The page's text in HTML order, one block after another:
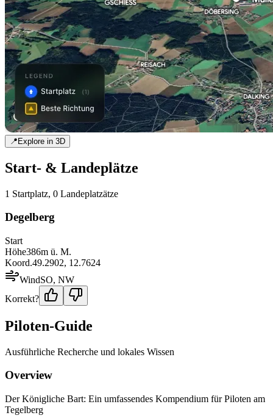
📍Explore in 3D
Start- & Landeplätze
1 Startplatz, 0 Landeplatzätze
Degelberg
Start
Höhe386m ü. M.
Koord.49.2902, 12.7624
WindSO, NW
Korrekt?
Piloten-Guide
Ausführliche Recherche und lokales Wissen
Overview
Der Königliche Bart: Ein umfassendes Kompendium für Piloten am
Tegelberg